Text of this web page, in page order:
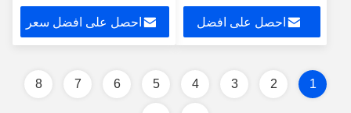
القياسية
احصل على افضل
المعادن الصناعية
احصل على افضل سعر
1
2
3
4
5
6
7
8